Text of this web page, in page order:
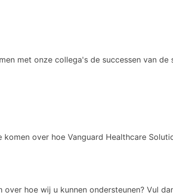
met onze collega's de successen van de
over hoe Vanguard Healthcare
hoe wij u kunnen ondersteunen? Vul